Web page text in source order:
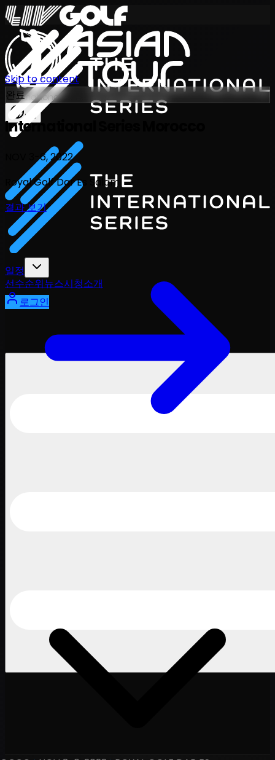
International Series 2026
KO
일정
선수순위 뉴스시청소개
로그인
Skip to content
완료
International Series Morocco
NOV 3-6, 2022
Royal Golf Dar Es Salam
결과 보기